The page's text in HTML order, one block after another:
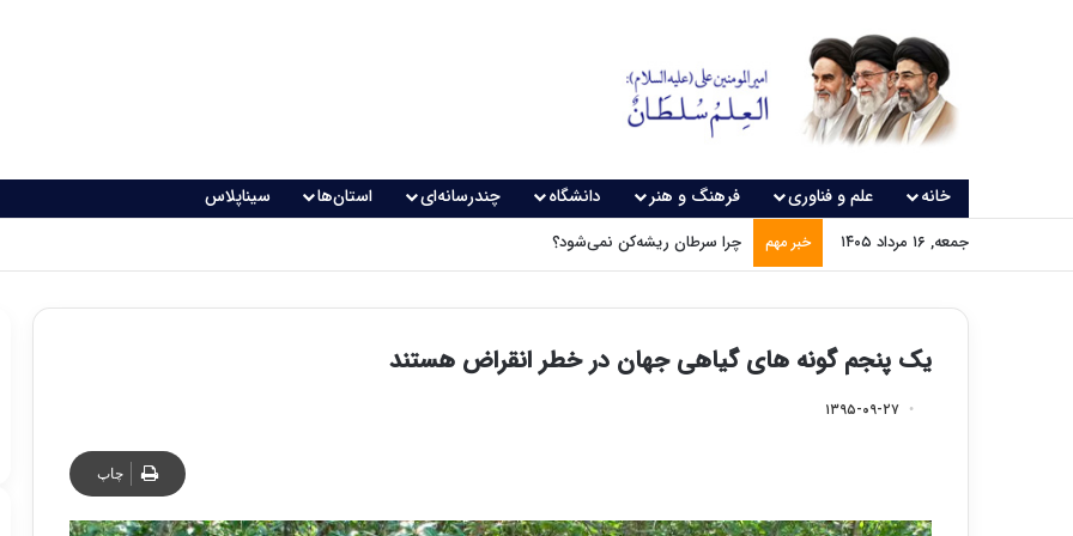
خانه علم و فناوری فرهنگ و هنر دانشگاه چندرسانه‌ای استان‌ها سیناپلاس
جمعه, ۱۶ مرداد ۱۴۰۵ خبر مهم چرا سرطان ریشه‌کن نمی‌شود؟
یک پنجم گونه های گیاهی جهان در خطر انقراض هستند
۱۳۹۵-۰۹-۲۷
چاپ